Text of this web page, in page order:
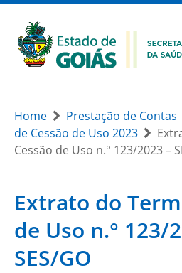
Home Prestação de Contas
de Cessão de Uso 2023
Cessão de Uso n.° 123/2023 –
Extrato do
de Uso n.° 123/
SES/GO